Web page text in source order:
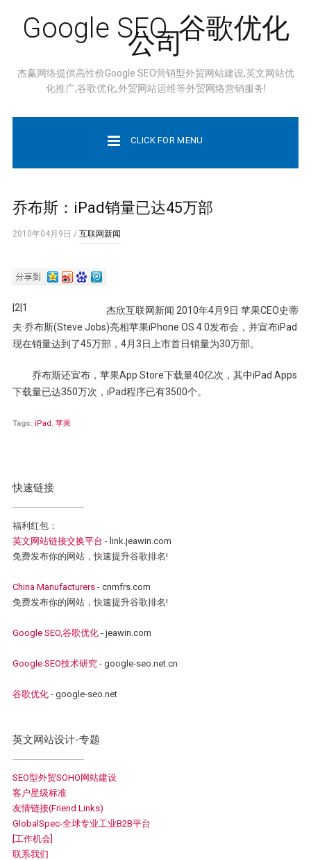
Google SEO, 谷歌优化
公司
杰赢网络提供高性价Google SEO营销型外贸网站建设,英文网站优
化推广,谷歌优化,外贸网站运维等外贸网络营销服务!
CLICK FOR MENU
乔布斯：iPad销量已达45万部
2010年04月9日 / 互联网新闻
|2|1
杰欣互联网新闻 2010年4月9日 苹果CEO史蒂
夫·乔布斯(Steve Jobs)亮相苹果iPhone OS 4.0发布会，并宣布iPad
现在销量达到了45万部，4月3日上市首日销量为30万部。
乔布斯还宣布，苹果App Store下载量40亿次，其中iPad Apps
下载量已达350万次，iPad程序已有3500个。
Tags: iPad, 苹果
快速链接
福利红包：
英文网站链接交换平台 - link.jeawin.com
免费发布你的网站，快速提升谷歌排名!
China Manufacturers- cnmfrs.com
免费发布你的网站，快速提升谷歌排名!
Google SEO,谷歌优化- jeawin.com
Google SEO技术研究- google-seo.net.cn
谷歌优化- google-seo.net
英文网站设计-专题
SEO型外贸SOHO网站建设
客户星级标准
友情链接(Friend Links)
GlobalSpec-全球专业工业B2B平台
[工作机会]
联系我们